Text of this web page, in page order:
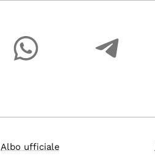
Albo ufficiale